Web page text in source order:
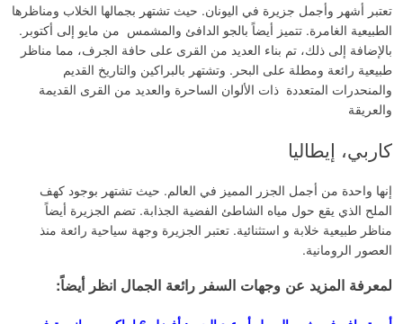
تعتبر أشهر وأجمل جزيرة في اليونان. حيث تشتهر بجمالها الخلاب ومناظرها
الطبيعية الغامرة. تتميز أيضاً بالجو الدافئ والمشمس من مايو إلى أكتوبر.
بالإضافة إلى ذلك، تم بناء العديد من القرى على حافة الجرف، مما مناظر
طبيعية رائعة ومطلة على البحر. وتشتهر بالبراكين والتاريخ القديم
والمنحدرات المتعددة ذات الألوان الساحرة والعديد من القرى القديمة
والعريقة
كاربي، إيطاليا
إنها واحدة من أجمل الجزر المميز في العالم. حيث تشتهر بوجود كهف
الملح الذي يقع حول مياه الشاطئ الفضية الجذابة. تضم الجزيرة أيضاً
مناظر طبيعية خلابة و استثنائية. تعتبر الجزيرة وجهة سياحية رائعة منذ
العصور الرومانية.
لمعرفة المزيد عن وجهات السفر رائعة الجمال انظر أيضاً: